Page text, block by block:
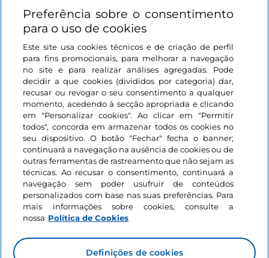
Ligações úteis
Iniciar sessão
Mantenha-se em contacto
Preferência sobre o consentimento
para o uso de cookies
Este site usa cookies técnicos e de criação de perfil
para fins promocionais, para melhorar a navegação
no site e para realizar análises agregadas. Pode
decidir a que cookies (divididos por categoria) dar,
recusar ou revogar o seu consentimento a qualquer
momento, acedendo à secção apropriada e clicando
em "Personalizar cookies". Ao clicar em "Permitir
todos", concorda em armazenar todos os cookies no
seu dispositivo. O botão "Fechar" fecha o banner;
continuará a navegação na ausência de cookies ou de
outras ferramentas de rastreamento que não sejam as
técnicas. Ao recusar o consentimento, continuará a
navegação sem poder usufruir de conteúdos
personalizados com base nas suas preferências. Para
mais informações sobre cookies, consulte a
nossa Política de Cookies
Definições de cookies